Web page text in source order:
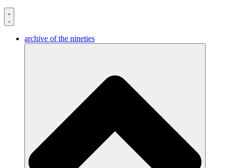
archive of the nineties